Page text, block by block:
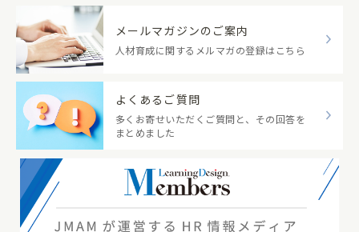
メールマガジンのご案内
人材育成に関するメルマガの登録はこちら
よくあるご質問
多くお寄せいただくご質問と、その回答を
まとめました